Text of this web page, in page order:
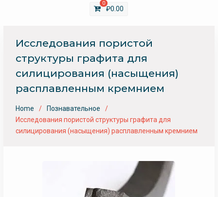
0
₽0.00
Исследования пористой
структуры графита для
силицирования (насыщения)
расплавленным кремнием
Home
Познавательное
Исследования пористой структуры графита для
силицирования (насыщения) расплавленным кремнием